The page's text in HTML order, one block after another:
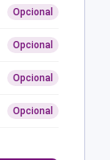
Opcional
Opcional
Opcional
Opcional